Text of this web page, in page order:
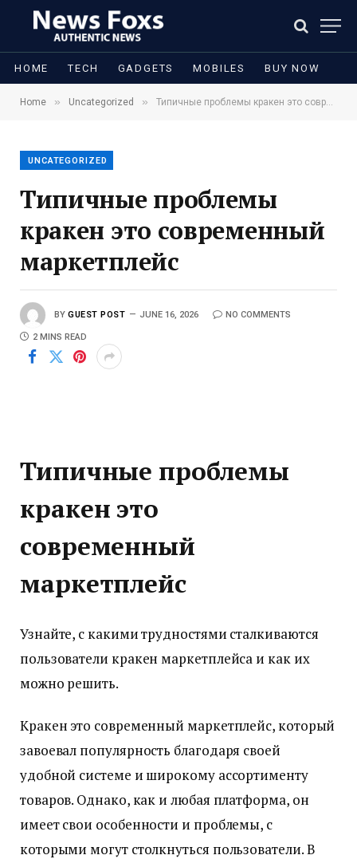
HOME TECH GADGETS MOBILES BUY NOW
Home » Uncategorized » Типичные проблемы кракен это современный маркетплейс
UNCATEGORIZED
Типичные проблемы
кракен это современный
маркетплейс
BY GUEST POST JUNE 16, 2026 NO COMMENTS
2 MINS READ
Типичные проблемы
кракен это
современный
маркетплейс
Узнайте, с какими трудностями сталкиваются
пользователи кракен маркетплейса и как их
можно решить.
Кракен это современный маркетплейс, который
завоевал популярность благодаря своей
удобной системе и широкому ассортименту
товаров. Однако, как и любая платформа, он
имеет свои особенности и проблемы, с
которыми могут столкнуться пользователи. В